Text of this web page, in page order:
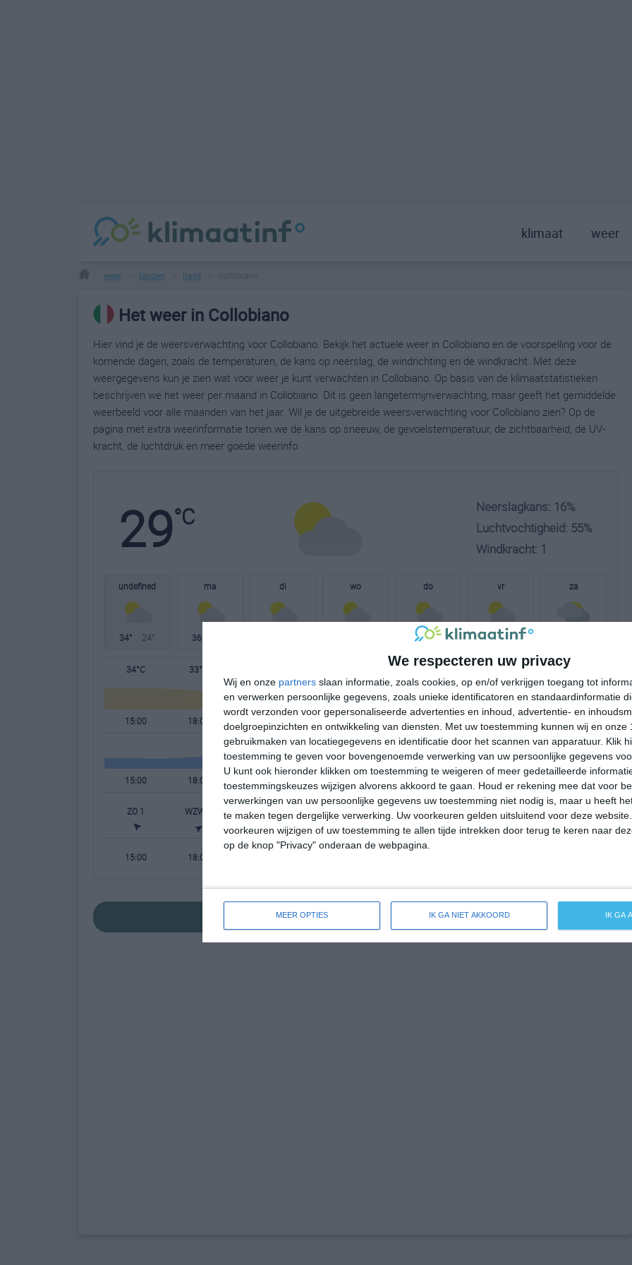
We respecteren uw privacy
Wij en onze partners slaan informatie, zoals cookies, op en/of verkrijgen toegang tot
en verwerken persoonlijke gegevens, zoals unieke identificatoren en standaardinformatie
wordt verzonden voor gepersonaliseerde advertenties en inhoud, advertentie- en
doelgroepinzichten en ontwikkeling van diensten.
Met uw toestemming kunnen wij en onze
gebruikmaken van locatiegegevens en identificatie door het scannen van apparatuur. Klik
toestemming te geven voor bovengenoemde verwerking van uw persoonlijke gegevens
U kunt ook hieronder klikken om toestemming te weigeren of meer gedetailleerde
toestemmingskeuzes wijzigen alvorens akkoord te gaan.
Houd er rekening mee dat voor
verwerkingen van uw persoonlijke gegevens uw toestemming niet nodig is, maar u heeft
te maken tegen dergelijke verwerking. Uw voorkeuren gelden uitsluitend voor deze
voorkeuren wijzigen of uw toestemming te allen tijde intrekken door terug te keren naar
op de knop "Privacy" onderaan de webpagina.
MEER OPTIES IK GA NIET AKKOORD IK GA
klimaat weer
weer landen italië
Het weer in Collobiano
Hier vind je de weersverwachting voor Collobiano. Bekijk het actuele weer in Collobiano en de voorspelling voor de
komende dagen, zoals de temperaturen, de kans op neerslag, de windrichting en de windkracht. Met deze
weergegevens kun je zien wat voor weer je kunt verwachten in Collobiano. Op basis van de klimaatstatistieken
beschrijven we het weer per maand in Collobiano. Dit is geen langetermijnverwachting, maar geeft het gemiddelde
weerbeeld voor alle maanden van het jaar. Wil je de uitgebreide weersverwachting voor Collobiano zien? Op de
pagina met extra weerinformatie tonen we de kans op sneeuw, de gevoelstemperatuur, de zichtbaarheid, de UV-
kracht, de luchtdruk en meer goede weerinfo.
29°C
Neerslagkans: 16%
Luchtvochtigheid: 55%
Windkracht: 1
undefined
34° 24°
ma
36°
di wo do
36° 23°
vr
35° 24°
za
34°C 33°C 23°C 21°C 26°C 32°C
15:00 18:00 21:00 00:00 06:00 12:00
15:00 18:00 21:00 00:00 06:00 12:00
ZO 1 WZW 2 ONO 1 NNW 1 NW 1 NNW 1 O 1
15:00 18:00
bekijk de uitgebreide weersverwachting voor Collobiano